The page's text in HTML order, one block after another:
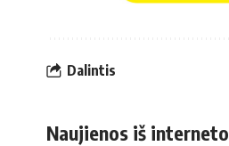
Dalintis
Naujienos iš interneto